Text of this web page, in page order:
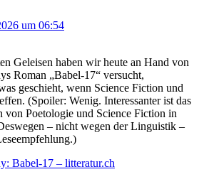
um 06:54
Geleisen haben wir heute an Hand von
Roman „Babel-17“ versucht,
geschieht, wenn Science Fiction und
(Spoiler: Wenig. Interessanter ist das
von Poetologie und Science Fiction in
– nicht wegen der Linguistik –
Babel-17 – litteratur.ch